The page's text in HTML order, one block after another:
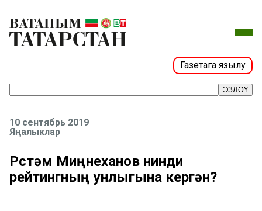
Газетага язылу
ЭЗЛӘҮ
10 сентябрь 2019
Яңалыклар
Рөстәм Миңнеханов нинди
рейтингның унлыгына кергән?